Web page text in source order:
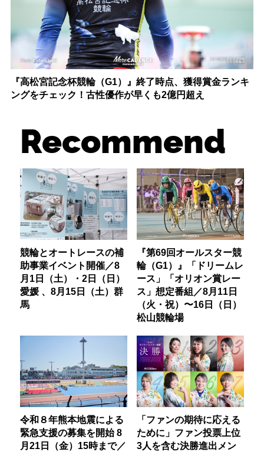
『高松宮記念杯競輪（G1）』終了時点、獲得賞金ランキ
ングをチェック！古性優作が早くも2億円超え
Recommend
競輪とオートレースの補
助事業イベント開催／8
月1日（土）・2日（日）
愛媛 、8月15日（土）群
馬
『第69回オールスター競
輪（G1）』「ドリームレ
ース」「オリオン賞レー
ス」想定番組／8月11日
（火・祝）〜16日（日）
松山競輪場
令和８年熊本地震による
緊急支援の募集を開始 8
月21日（金）15時まで／
「ファンの期待に応える
ために」ファン投票上位
3人を含む決勝進出メン